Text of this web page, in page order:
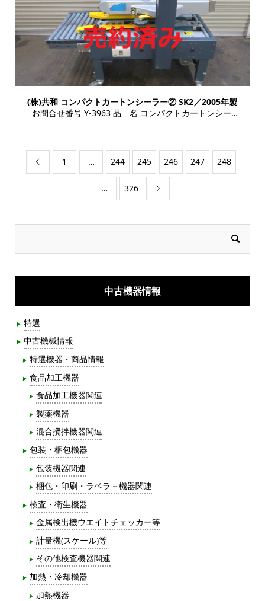
(株)共和 コンパクトカートンシーラー② SK2／2005年製
お問合せ番号 Y-3963 品 名 コンパクトカートンシーラー(手動調整型) 型 式 ...
 1 … 244 245 246 247 248
… 326 
中古機器情報
特選
中古機械情報
特選機器・商品情報
食品加工機器
食品加工機器関連
製薬機器
混合攪拌機器関連
包装・梱包機器
包装機器関連
梱包・印刷・ラベラ－機器関連
検査・衛生機器
金属検出機ウエイトチェッカー等
計量機(スケール)等
その他検査機器関連
加熱・冷却機器
加熱機器